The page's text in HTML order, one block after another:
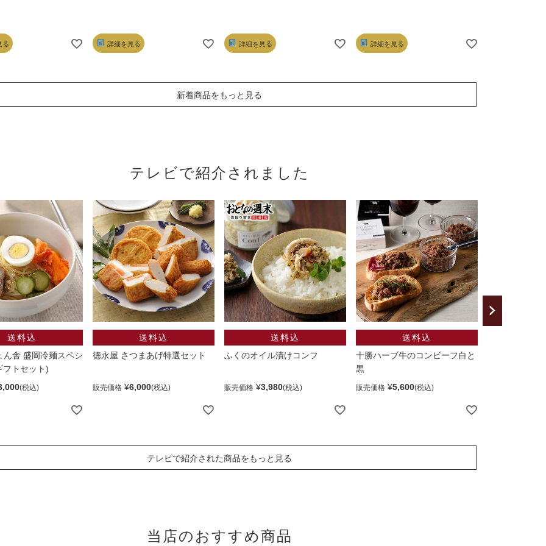
る 詳細を見る 詳細を見る 詳細を見る
新着商品をもっと見る
テレビで紹介されました
ん舎 盛岡冷麺スペシ
フトセット)
徳永屋 さつまあげ特選セット
販売価格 ¥6,000
ふくのオイル漬けコンフ
販売価格 ¥3,980
十勝ハーブ牛のコンビーフ白と
黒
販売価格 ¥5,600
テレビで紹介された商品をもっと見る
当店のおすすめ商品